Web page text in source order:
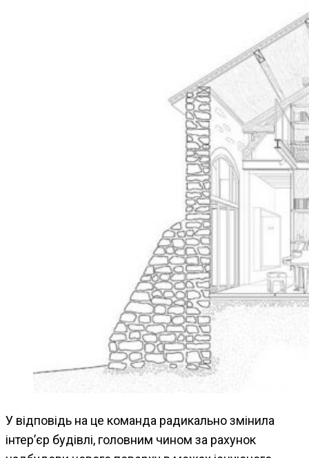
У відповідь на це команда радикально змінила
інтер’єр будівлі, головним чином за рахунок